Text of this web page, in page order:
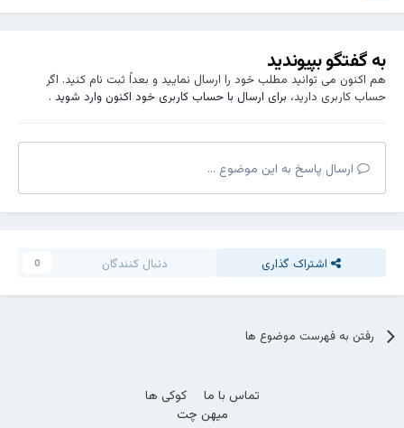
به گفتگو بپیوندید
هم اکنون می توانید مطلب خود را ارسال نمایید و بعداً ثبت نام کنید. اگر
حساب کاربری دارید، برای ارسال با حساب کاربری خود اکنون وارد شوید.
ارسال پاسخ به این موضوع ...
اشتراک گذاری دنبال کنندگان 0
رفتن به فهرست موضوع ها
تماس با ما
کوکی ها
میهن چت